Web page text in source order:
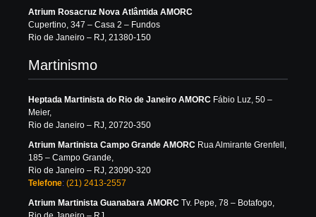
Atrium Rosacruz Nova Atlântida AMORC
Cupertino, 347 – Casa 2 – Fundos
Rio de Janeiro – RJ, 21380-150
Martinismo
Heptada Martinista do Rio de Janeiro AMORC Fábio Luz, 50 –
Meier,
Rio de Janeiro – RJ, 20720-350
Atrium Martinista Campo Grande AMORC Rua Almirante Grenfell,
185 – Campo Grande,
Rio de Janeiro – RJ, 23090-320
Telefone: (21) 2413-2557
Atrium Martinista Guanabara AMORC Tv. Pepe, 78 – Botafogo,